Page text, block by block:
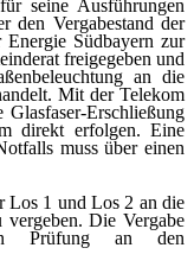
seine Ausführungen
den Vergabestand der
Südbayern zur
freigegeben und
an die
Mit der Telekom
Glasfaser-Erschließung
direkt erfolgen. Eine
muss über einen
Los 1 und Los 2 an die
Die Vergabe
Prüfung an den